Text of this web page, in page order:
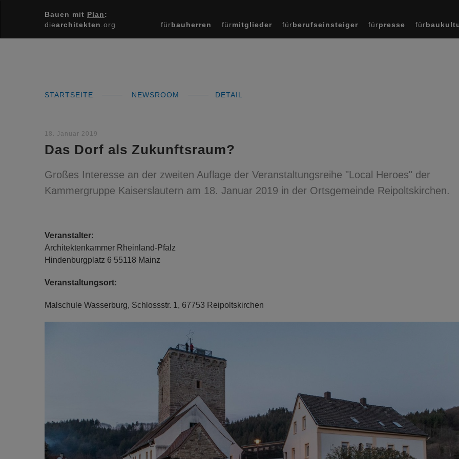
Bauen mit Plan:
diearchitekten .org fürbauherren fürmitglieder fürberufseinsteiger fürpresse für
STARTSEITE NEWSROOM DETAIL
18. Januar 2019
Das Dorf als Zukunftsraum?
Großes Interesse an der zweiten Auflage der Veranstaltungsreihe "Local Heroes" der
Kammergruppe Kaiserslautern am 18. Januar 2019 in der Ortsgemeinde Reipoltskirchen.
Veranstalter:
Architektenkammer Rheinland-Pfalz
Hindenburgplatz 6 55118 Mainz
Veranstaltungsort:
Malschule Wasserburg, Schlossstr. 1, 67753 Reipoltskirchen